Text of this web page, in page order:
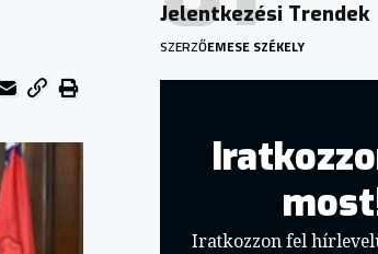
Jelentkezési Trendek
SZERZŐEMESE SZÉKELY
Iratkozzon fel